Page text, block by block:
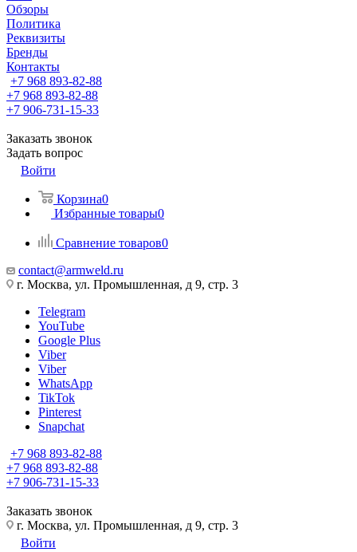
Обзоры
Политика
Реквизиты
Бренды
Контакты
+7 968 893-82-88
+7 968 893-82-88
+7 906-731-15-33
Заказать звонок
Задать вопрос
Войти
Корзина0
Избранные товары0
Сравнение товаров0
contact@armweld.ru
г. Москва, ул. Промышленная, д 9, стр. 3
Telegram
YouTube
Google Plus
Viber
Viber
WhatsApp
TikTok
Pinterest
Snapchat
+7 968 893-82-88
+7 968 893-82-88
+7 906-731-15-33
Заказать звонок
г. Москва, ул. Промышленная, д 9, стр. 3
Войти